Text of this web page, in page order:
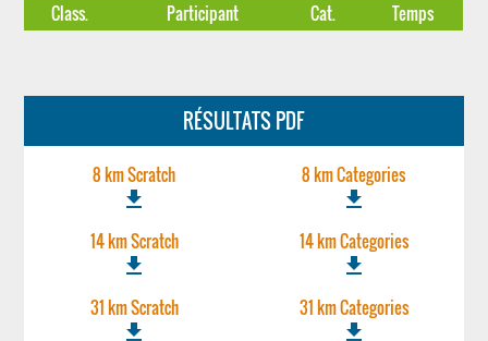
Class. Participant Cat. Temps
RÉSULTATS PDF
8 km Scratch
file_download
8 km Categories
file_download
14 km Scratch
file_download
14 km Categories
file_download
31 km Scratch
file_download
31 km Categories
file_download